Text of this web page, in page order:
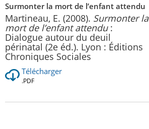
Surmonter la mort de l’enfant attendu
Martineau, E. (2008). Surmonter la
mort de l’enfant attendu:
Dialogue autour du deuil
périnatal (2e éd.). Lyon : Éditions
Chroniques Sociales
Télécharger
.PDF